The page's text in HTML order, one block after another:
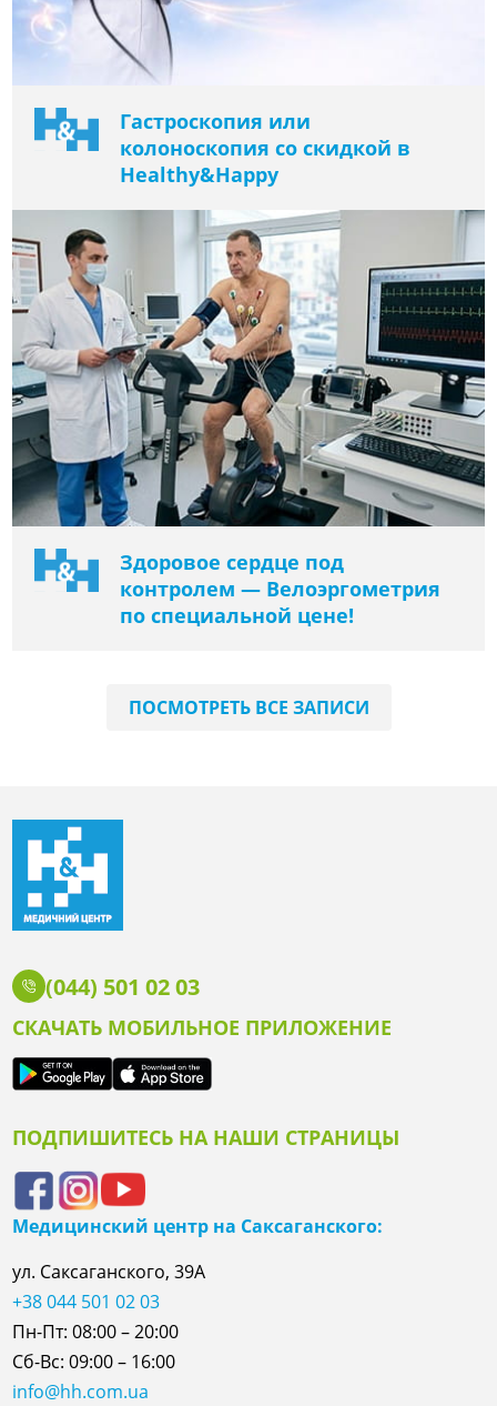
Гастроскопия или
колоноскопия со скидкой в ​​
Healthy&Happy
Здоровое сердце под
контролем — Велоэргометрия
по специальной цене!
ПОСМОТРЕТЬ ВСЕ ЗАПИСИ
(044) 501 02 03
СКАЧАТЬ МОБИЛЬНОЕ ПРИЛОЖЕНИЕ
ПОДПИШИТЕСЬ НА НАШИ СТРАНИЦЫ
Медицинский центр на Саксаганского:
ул. Саксаганского, 39А
+38 044 501 02 03
Пн-Пт: 08:00 – 20:00
Сб-Вс: 09:00 – 16:00
info@hh.com.ua